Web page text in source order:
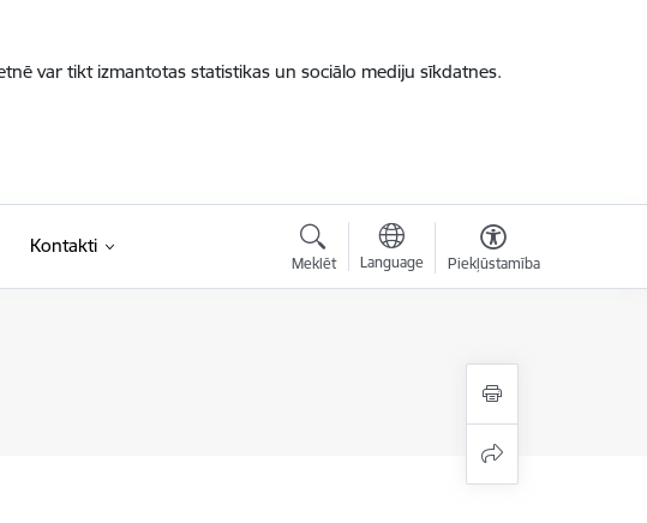
var tikt izmantotas statistikas un sociālo mediju sīkdatnes.
Kontakti
Meklēt Language Piekļūstamība